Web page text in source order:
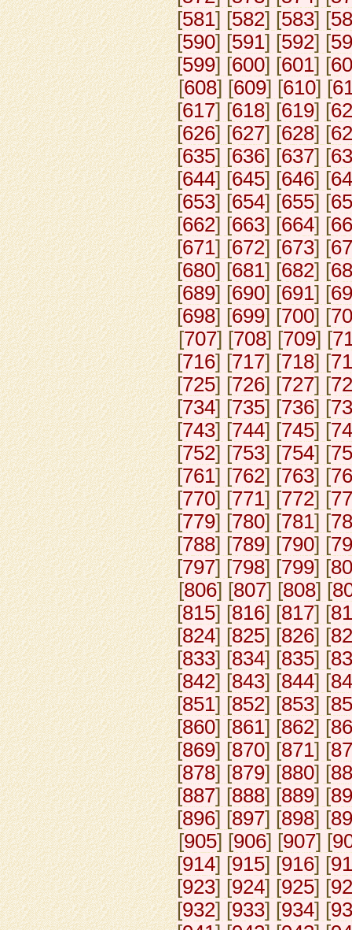
[581] [582] [583] [
[590] [591] [592] [
[599] [600] [601] [
[608] [609] [610] [
[617] [618] [619] [
[626] [627] [628] [
[635] [636] [637] [
[644] [645] [646] [
[653] [654] [655] [
[662] [663] [664] [
[671] [672] [673] [
[680] [681] [682] [
[689] [690] [691] [
[698] [699] [700] [
[707] [708] [709] [
[716] [717] [718] [
[725] [726] [727] [
[734] [735] [736] [
[743] [744] [745] [
[752] [753] [754] [
[761] [762] [763] [
[770] [771] [772] [
[779] [780] [781] [
[788] [789] [790] [
[797] [798] [799] [
[806] [807] [808] [
[815] [816] [817] [
[824] [825] [826] [
[833] [834] [835] [
[842] [843] [844] [
[851] [852] [853] [
[860] [861] [862] [
[869] [870] [871] [
[878] [879] [880] [
[887] [888] [889] [
[896] [897] [898] [
[905] [906] [907] [
[914] [915] [916] [
[923] [924] [925] [
[932] [933] [934] [